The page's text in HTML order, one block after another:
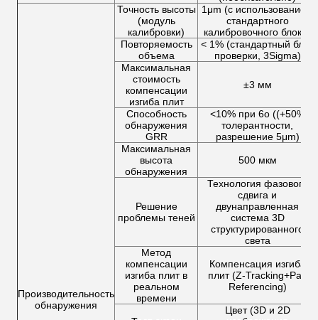
Производительность
обнаружения
Точность высоты
(модуль
калибровки)
1μm (с использованием
стандартного
калибровочного блока)
Повторяемость
объема
< 1% (стандартный блок
проверки, 3Sigma)
Максимальная
стоимость
компенсации
изгиба плит
±3 мм
Способность
обнаружения
GRR
<10% при 6o ((+50%
толерантности,
разрешение 5μm)
Максимальная
высота
обнаружения
500 мкм
Решение
проблемы теней
Технология фазового
сдвига и
двунаправленная
система 3D
структурированного
света
Метод
компенсации
изгиба плит в
реальном
времени
Компенсация изгиба
плит (Z-Tracking+Pad
Referencing)
Цвет (3D и 2D